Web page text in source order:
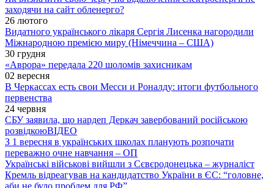
заходячи на сайт обленерго?
26 лютого
Видатного українського лікаря Сергія Лисенка нагородили
Міжнародною премією миру (Німеччина – США)
30 грудня
«Аврора» передала 220 шоломів захисникам
02 вересня
В Черкассах есть свои Месси и Роналду: итоги футбольного
первенства
24 червня
СБУ заявила, що нардеп Деркач завербований російською
розвідкоюВІДЕО
З 1 вересня в українських школах планують розпочати
переважно очне навчання – ОП
Українські військові вийшли з Сєвєродонецька – журналіст
Кремль відреагував на кандидатство України в ЄС: “головне,